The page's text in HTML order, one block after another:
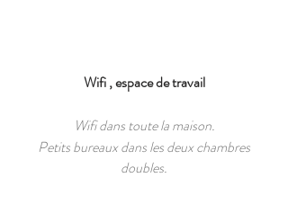
Wifi , espace de travail
Wifi dans toute la maison.
Petits bureaux dans les deux chambres
doubles.